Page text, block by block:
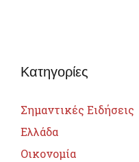
Κατηγορίες
Σημαντικές Ειδήσεις
Ελλάδα
Οικονομία